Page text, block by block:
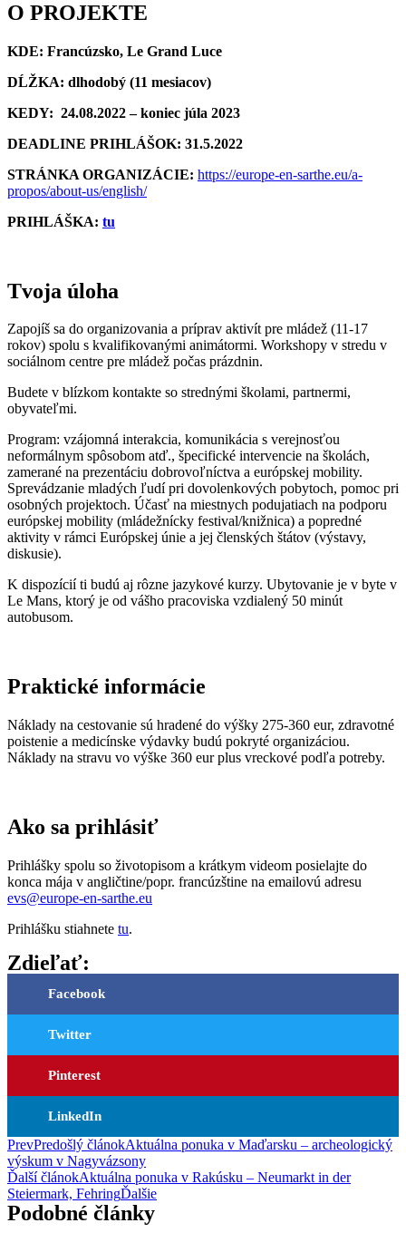
O PROJEKTE
KDE: Francúzsko, Le Grand Luce
DĹŽKA: dlhodobý (11 mesiacov)
KEDY: 24.08.2022 – koniec júla 2023
DEADLINE PRIHLÁŠOK: 31.5.2022
STRÁNKA ORGANIZÁCIE: https://europe-en-sarthe.eu/a-
propos/about-us/english/
PRIHLÁŠKA: tu
Tvoja úloha
Zapojíš sa do organizovania a príprav aktivít pre mládež (11-17
rokov) spolu s kvalifikovanými animátormi. Workshopy v stredu v
sociálnom centre pre mládež počas prázdnin.
Budete v blízkom kontakte so strednými školami, partnermi,
obyvateľmi.
Program: vzájomná interakcia, komunikácia s verejnosťou
neformálnym spôsobom atď., špecifické intervencie na školách,
zamerané na prezentáciu dobrovoľníctva a európskej mobility.
Sprevádzanie mladých ľudí pri dovolenkových pobytoch, pomoc pri
osobných projektoch. Účasť na miestnych podujatiach na podporu
európskej mobility (mládežnícky festival/knižnica) a popredné
aktivity v rámci Európskej únie a jej členských štátov (výstavy,
diskusie).
K dispozícií ti budú aj rôzne jazykové kurzy. Ubytovanie je v byte v
Le Mans, ktorý je od vášho pracoviska vzdialený 50 minút
autobusom.
Praktické informácie
Náklady na cestovanie sú hradené do výšky 275-360 eur, zdravotné
poistenie a medicínske výdavky budú pokryté organizáciou.
Náklady na stravu vo výške 360 eur plus vreckové podľa potreby.
Ako sa prihlásiť
Prihlášky spolu so životopisom a krátkym videom posielajte do
konca mája v angličtine/popr. francúzštine na emailovú adresu
evs@europe-en-sarthe.eu
Prihlášku stiahnete tu.
Zdieľať:
Facebook
Twitter
Pinterest
LinkedIn
PrevPredošlý článokAktuálna ponuka v Maďarsku – archeologický
výskum v Nagyvázsony
Ďalší článokAktuálna ponuka v Rakúsku – Neumarkt in der
Steiermark, FehringĎalšie
Podobné články